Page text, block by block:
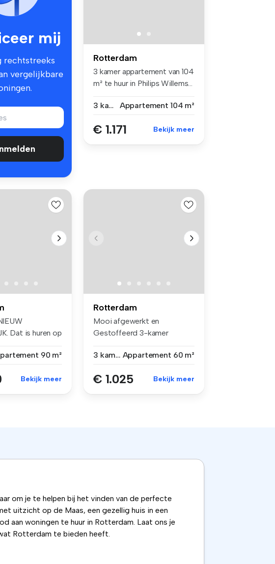
mij
rechtstreeks
vergelijkbare
Rotterdam
3 kamer appartement van 104
m² te huur in Philips Willems...
3 kamers Appartement 104 m²
€ 1.171 Bekijk meer
Dat is huren op
90 m²
Bekijk meer
Rotterdam
Mooi afgewerkt en
Gestoffeerd 3-kamer
3 kamers Appartement 60 m²
€ 1.025 Bekijk meer
om je te helpen bij het vinden van de perfecte
uitzicht op de Maas, een gezellig huis in een
aan woningen te huur in Rotterdam. Laat ons je
Rotterdam te bieden heeft.